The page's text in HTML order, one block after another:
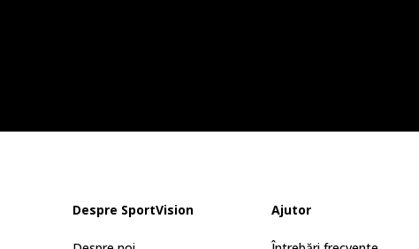
Despre SportVision Ajutor